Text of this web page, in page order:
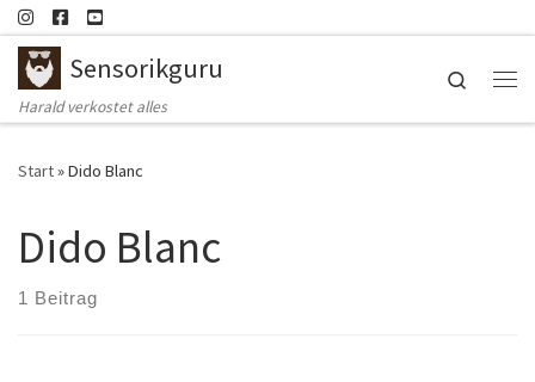
Zum Inhalt springen
Sensorikguru
Harald verkostet alles
Search
Start»Dido Blanc
Dido Blanc
1 Beitrag